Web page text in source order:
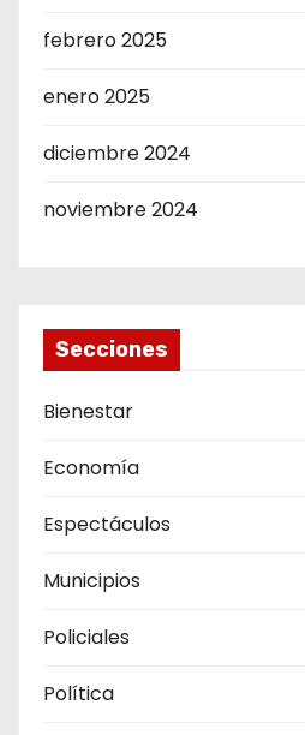
febrero 2025
enero 2025
diciembre 2024
noviembre 2024
Secciones
Bienestar
Economía
Espectáculos
Municipios
Policiales
Política